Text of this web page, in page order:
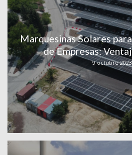
Marquesinas Solares
de Empresas:
9 octubre 2023